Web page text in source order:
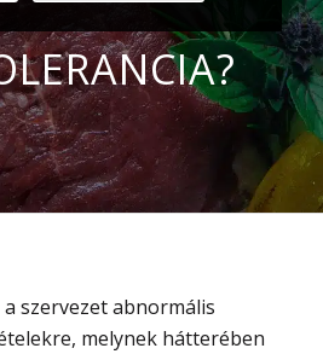
a szervezet abnormális
melynek hátterében